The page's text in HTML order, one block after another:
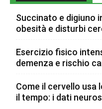
Succinato e digiuno
obesità e disturbi
Esercizio fisico
demenza e rischio
Come il cervello usa
il tempo: i dati